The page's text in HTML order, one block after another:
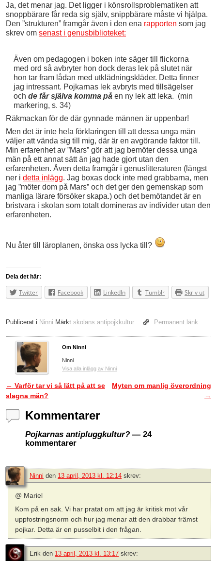
Ja, det menar jag. Det ligger i könsrollsproblematiken att
snoppbärare får reda sig själv, snippbärare måste vi hjälpa.
Den ”strukturen” framgår även i den ena rapporten som jag
skrev om senast i genusbiblioteket:
Även om pedagogen i boken inte säger till flickorna
med ord så avbryter hon dock deras lek på slutet när
hon tar fram lådan med utklädningskläder. Detta finner
jag intressant. Pojkarnas lek avbryts med tillsägelser
och de får själva komma på en ny lek att leka. (min
markering, s. 34)
Räkmackan för de där gynnade männen är uppenbar!
Men det är inte hela förklaringen till att dessa unga män
väljer att vända sig till mig, där är en avgörande faktor till.
Min erfarenhet av ”Mars” gör att jag bemöter dessa unga
män på ett annat sätt än jag hade gjort utan den
erfarenheten. Även detta framgår i genuslitteraturen (längst
ner i detta inlägg. Jag boxas dock inte med grabbarna, men
jag ”möter dom på Mars” och det ger den gemenskap som
manliga lärare försöker skapa.) och det bemötandet är en
bristvara i skolan som totalt domineras av individer utan den
erfarenheten.
Nu åter till läroplanen, önska oss lycka till?
Dela det här:
Twitter Facebook LinkedIn Tumblr Skriv ut
Publicerat i Ninni Märkt skolans antipojkkultur Permanent länk
Om Ninni
Ninni
Visa alla inlägg av Ninni
Inläggsnavigering
← Varför tar vi så lätt på att se
slagna män?
Myten om manlig överordning
→
Kommentarer
Pojkarnas antipluggkultur? — 24
kommentarer
Ninni den 13 april, 2013 kl. 12:14 skrev:
@ Mariel
Kom på en sak. Vi har pratat om att jag är kritisk mot vår
uppfostringsnorm och hur jag menar att den drabbar främst
pojkar. Detta är en pusselbit i den frågan.
Erik den 13 april, 2013 kl. 13:17 skrev: